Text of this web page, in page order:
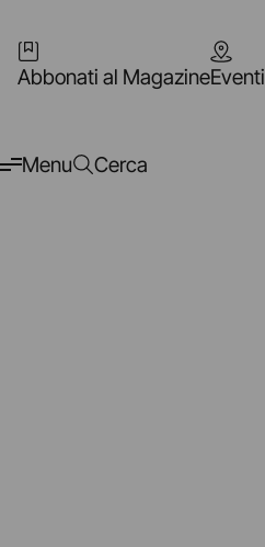
Abbonati al MagazineEventi
Menu Cerca